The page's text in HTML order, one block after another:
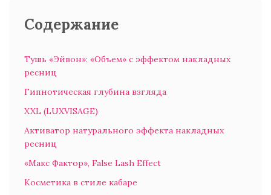
Содержание
Тушь «Эйвон»: «Объем» с эффектом накладных
ресниц
Гипнотическая глубина взгляда
XXL (LUXVISAGE)
Активатор натурального эффекта накладных
ресниц
«Макс Фактор», False Lash Effect
Косметика в стиле кабаре